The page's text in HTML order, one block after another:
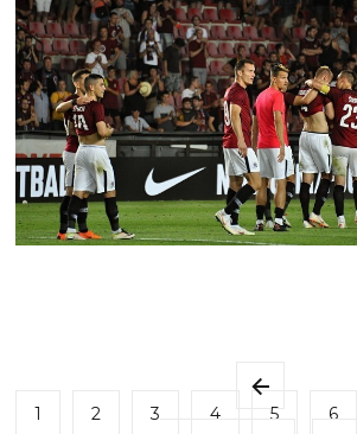
1 2 3 4 5 6